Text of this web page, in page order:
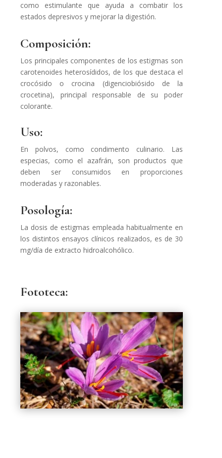
como estimulante que ayuda a combatir los
estados depresivos y mejorar la digestión.
Composición:
Los principales componentes de los estigmas son
carotenoides heterosídidos, de los que destaca el
crocósido o crocina (digenciobiósido de la
crocetina), principal responsable de su poder
colorante.
Uso:
En polvos, como condimento culinario. Las
especias, como el azafrán, son productos que
deben ser consumidos en proporciones
moderadas y razonables.
Posología:
La dosis de estigmas empleada habitualmente en
los distintos ensayos clínicos realizados, es de 30
mg/día de extracto hidroalcohólico.
Fototeca: